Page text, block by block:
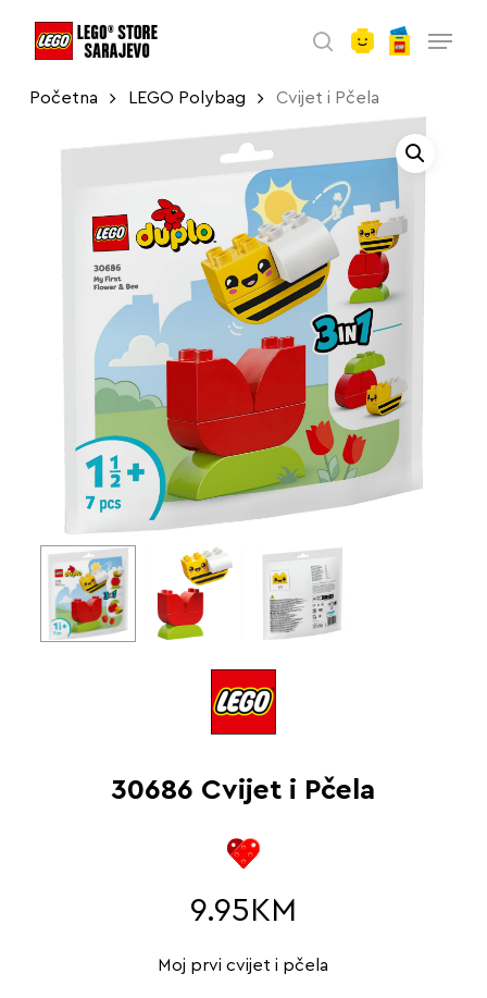
search
Početna LEGO Polybag Cvijet i Pčela
30686 Cvijet i Pčela
9.95 KM
Moj prvi cvijet i pčela